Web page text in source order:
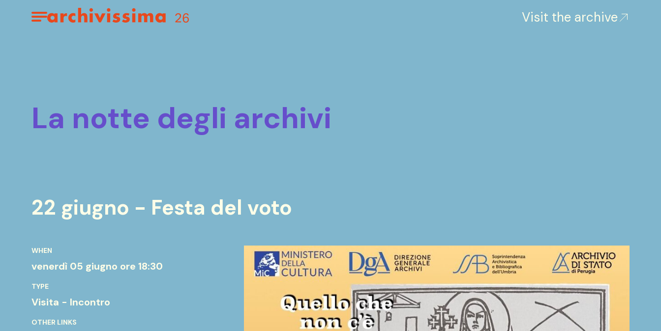
Home page
Apri il menu Visit the archive
la notte degli archivi
22 giugno - Festa del voto
WHEN
venerdì 05 giugno ore 18:30
TYPE
Visita - Incontro
OTHER LINKS